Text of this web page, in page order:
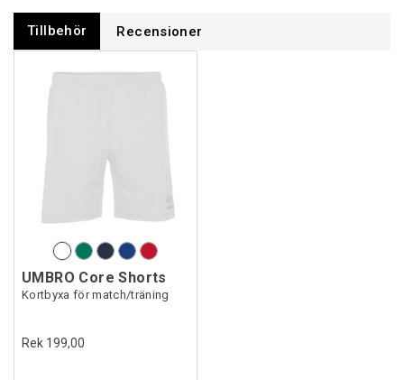
Tillbehör Recensioner
UMBRO Core Shorts
Kortbyxa för match/träning
Rek 199,00